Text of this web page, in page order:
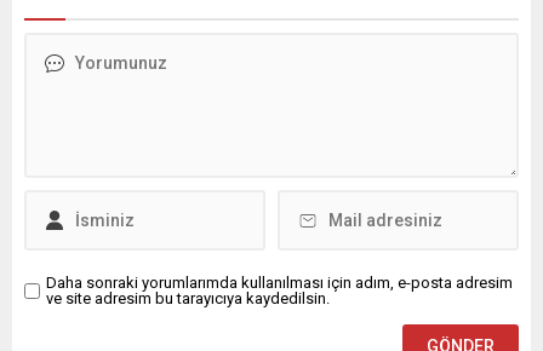
Bilindiği gibi bu kapsamda
Daha sonraki yorumlarımda kullanılması için adım, e-posta adresim
ve site adresim bu tarayıcıya kaydedilsin.